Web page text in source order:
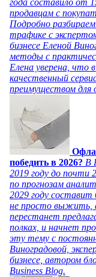
года составило от
продавцам с
Подробно
трафике с
бизнесе Еленой
методы с
Елена уверена, что
качественный
преимуществом для
победить в 2026? В
2019 году до почти
по прогнозам
2029 году
не просто выжить,
перестанет
полках, и начнет
эту тему с
Виноградовой,
бизнесе, автором
Business Blog.